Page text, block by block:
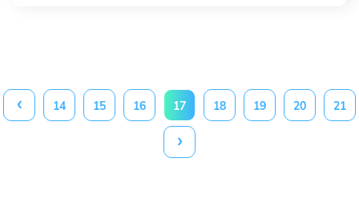
‹ 14 15 16 17 18 19 20 21
›